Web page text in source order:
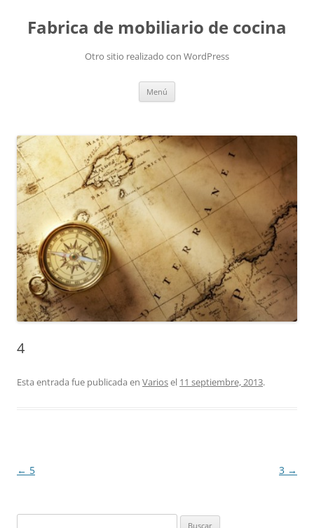
Fabrica de mobiliario de cocina
Otro sitio realizado con WordPress
Menú
4
Esta entrada fue publicada en Variosel 11 septiembre, 2013.
Navegación
← 5 3 →